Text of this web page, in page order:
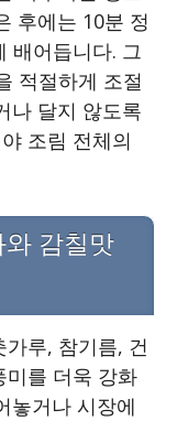
후에는 10분 정
배어듭니다. 그
적절하게 조절
나 달지 않도록
조림 전체의
감칠맛
루, 참기름, 건
미를 더욱 강화
놓거나 시장에